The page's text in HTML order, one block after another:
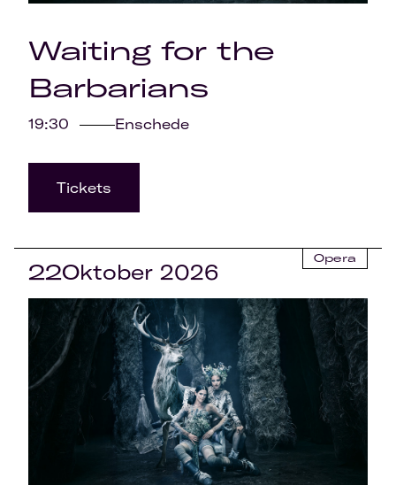
Waiting for the
Barbarians
19:30 Enschede
Tickets
22Oktober 2026
Opera